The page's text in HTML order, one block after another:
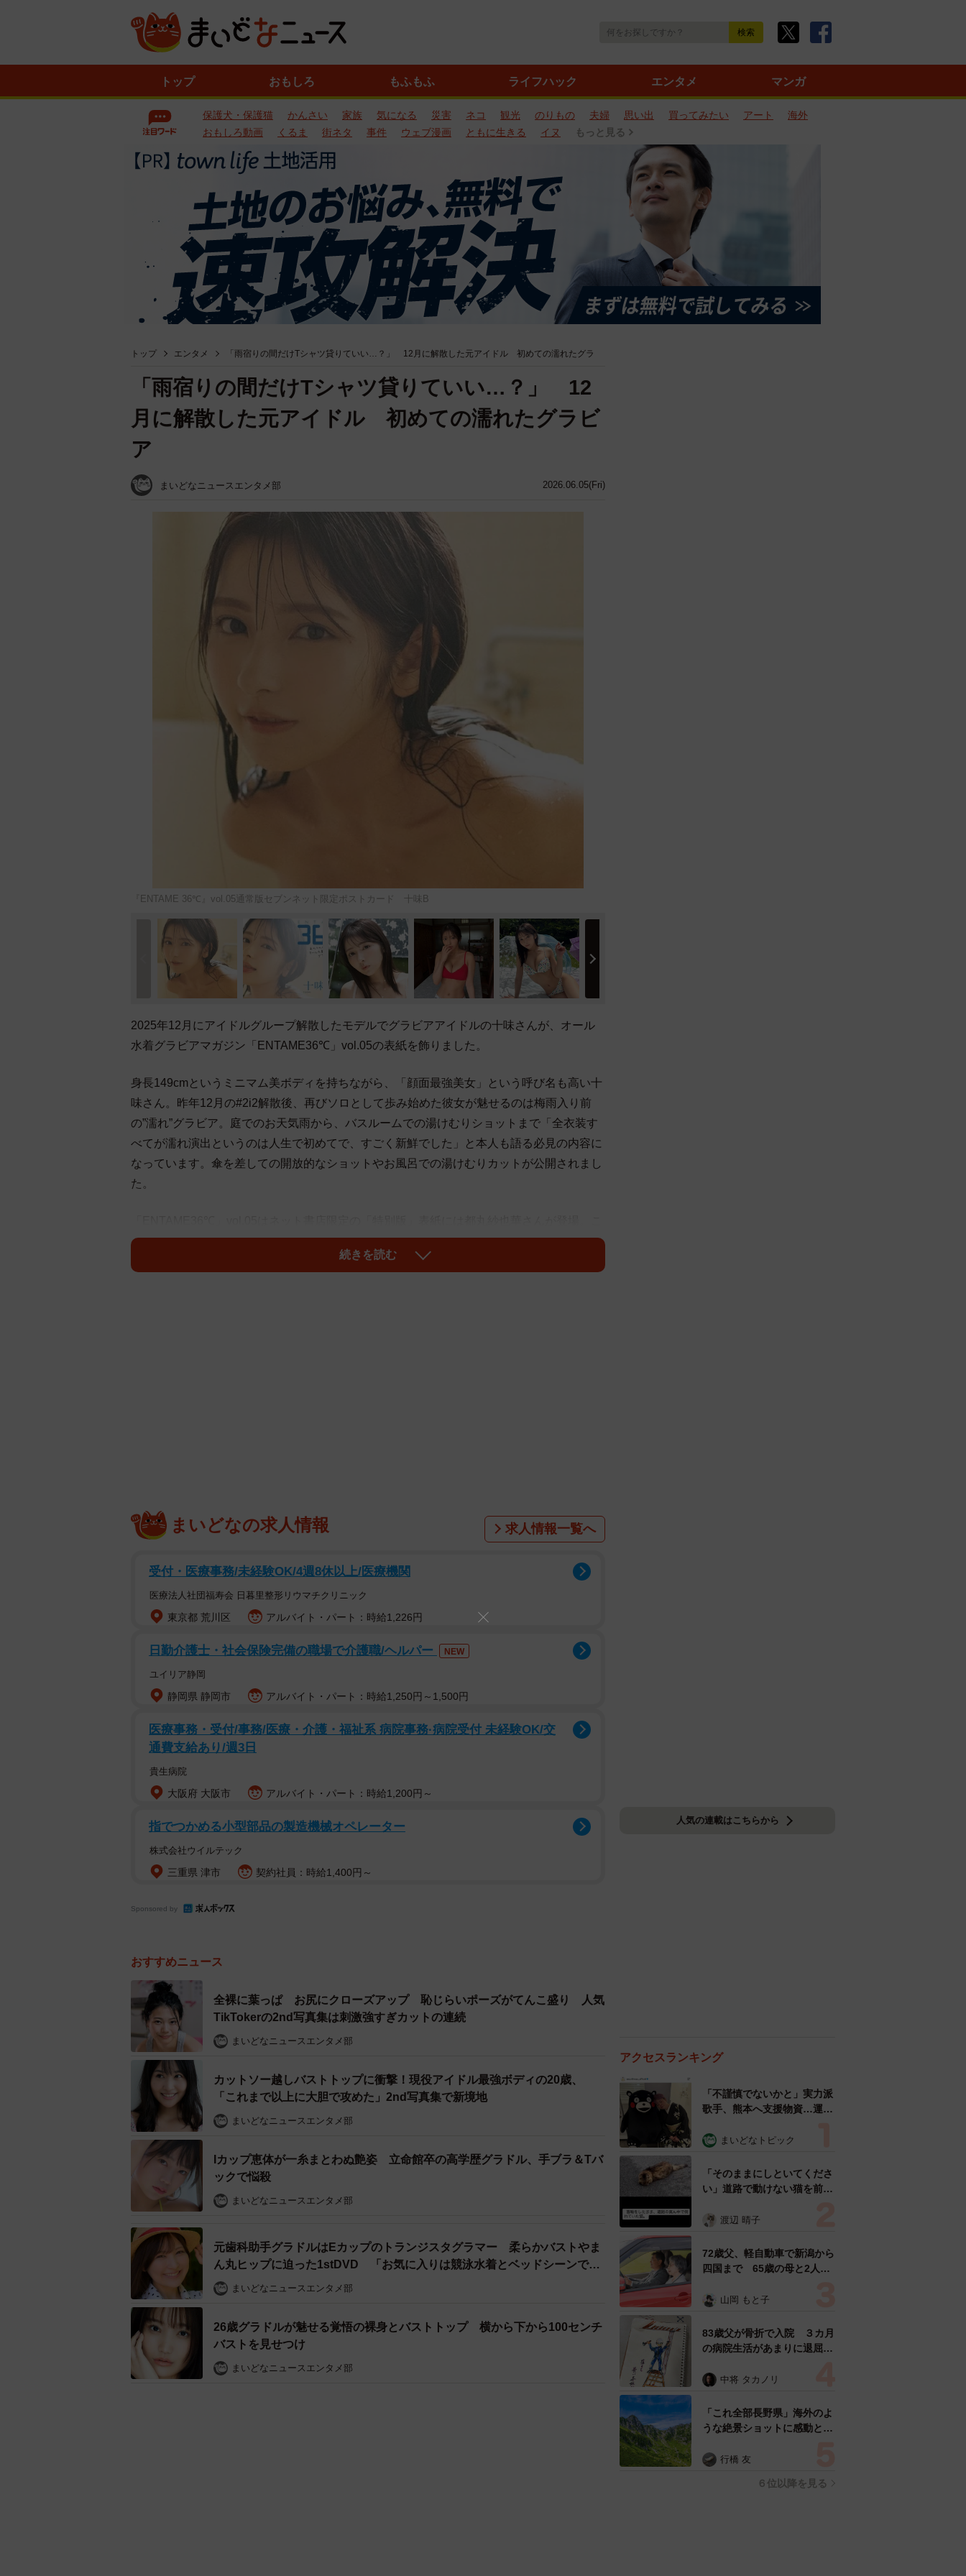
トップ おもしろ もふもふ ライフハック エンタメ マンガ
保護犬・保護猫 かんさい 家族 気になる 災害 ネコ 観光 のりもの 夫婦 思い出 買ってみたい アート
海外
おもしろ動画
くるま 街ネタ 事件 ウェブ漫画 ともに生きる イヌ もっと見る
トップ エンタメ 「雨宿りの間だけTシャツ貸りていい…？」 12月に解散した元アイドル 初めての濡れたグラ
2026.06.05(Fri)
「雨宿りの間だけTシャツ貸りていい…？」 12
月に解散した元アイドル 初めての濡れたグラビ
ア
まいどなニュースエンタメ部
『ENTAME 36℃』vol.05通常版セブンネット限定ポストカード 十味B
2025年12月にアイドルグループ解散したモデルでグラビアアイドルの十味さんが、オール
水着グラビアマガジン「ENTAME36℃」vol.05の表紙を飾りました。
身長149cmというミニマム美ボディを持ちながら、「顔面最強美女」という呼び名も高い十
味さん。昨年12月の#2i2解散後、再びソロとして歩み始めた彼女が魅せるのは梅雨入り前
の”濡れ”グラビア。庭でのお天気雨から、バスルームでの湯けむりショットまで「全衣装す
べてが濡れ演出というのは人生で初めてで、すごく新鮮でした」と本人も語る必見の内容に
なっています。傘を差しての開放的なショットやお風呂での湯けむりカットが公開されまし
た。
のほか、蓬莱舞さん、麻倉瑞季さん、宇咲さん、天川星夏さん、永尾まりやさんが登場して
続きを読む
まいどなの求人情報 求人情報一覧へ
受付・医療事務/未経験OK/4週8休以上/医療機関
医療法人社団福寿会 日暮里整形リウマチクリニック
東京都 荒川区 アルバイト・パート：時給1,226円
日勤介護士・社会保険完備の職場で介護職/ヘルパー NEW
ユイリア静岡
静岡県 静岡市 アルバイト・パート：時給1,250円～1,500円
医療事務・受付/事務/医療・介護・福祉系 病院事務·病院受付 未経験OK/交
通費支給あり/週3日
貴生病院
大阪府 大阪市 アルバイト・パート：時給1,200円～
指でつかめる小型部品の製造機械オペレーター
株式会社ウイルテック
三重県 津市 契約社員：時給1,400円～
Sponsored by
おすすめニュース
全裸に葉っぱ お尻にクローズアップ 恥じらいポーズがてんこ盛り 人気
TikTokerの2nd写真集は刺激強すぎカットの連続
まいどなニュースエンタメ部
カットソー越しバストトップに衝撃！現役アイドル最強ボディの20歳、
「これまで以上に大胆で攻めた」2nd写真集で新境地
まいどなニュースエンタメ部
Iカップ恵体が一糸まとわぬ艶姿 立命館卒の高学歴グラドル、手ブラ＆Tバ
ックで悩殺
まいどなニュースエンタメ部
元歯科助手グラドルはEカップのトランジスタグラマー 柔らかバストやま
ん丸ヒップに迫った1stDVD 「お気に入りは競泳水着とベッドシーンでの
花柄ふりふり衣装です」
まいどなニュースエンタメ部
26歳グラドルが魅せる覚悟の裸身とバストトップ 横から下から100センチ
バストを見せつけ
まいどなニュースエンタメ部
人気の連載はこちらから
アクセスランキング
「不謹慎でないかと」実力派
歌手、熊本へ支援物資…運搬
めらい 「痛いほど伝わる」
まいどなトピック
「そのままにしといてくださ
い」道路で動けない猫を前に
ようとした4日間 「命の重
表の訴え
渡辺 晴子
72歳父、軽自動車で新潟から
四国まで 65歳の母と2人で
憩まで分刻み… 「大学生で
山岡 もと子
83歳父が骨折で入院 ３カ月
の病院生活があまりに退屈で
い！」→スケッチブックを見
すよ…」
中将 タカノリ
「これ全部長野県」海外のよ
うな絶景ショットに感動と反
ったんだって気づいた」
行橋 友
６位以降を見る